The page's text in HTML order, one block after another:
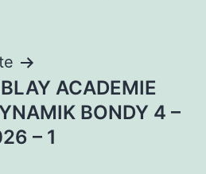
ACADEMIE
BONDY 4 –
– 1